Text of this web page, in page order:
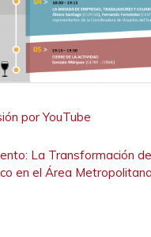
por YouTube
La Transformación
en el Área